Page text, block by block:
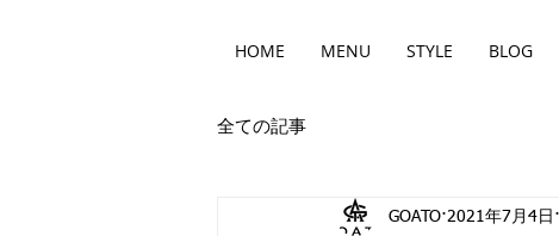
HOME MENU STYLE BLOG
全ての記事
GOATO 2021年7月4日